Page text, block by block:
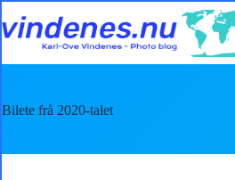
to
content
Bilete frå 2020-talet